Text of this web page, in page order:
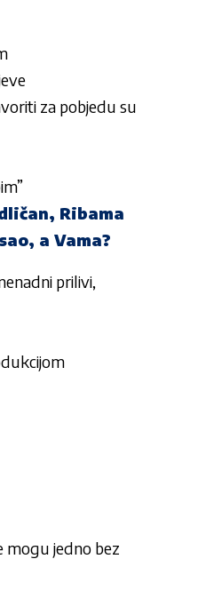
za pobjedu su
Ribama
a Vama?
prilivi,
mogu jedno bez